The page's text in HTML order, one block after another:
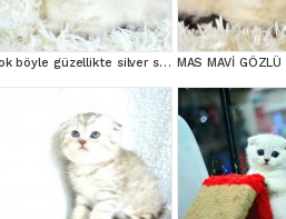
Yok böyle güzellikte silver scottish fold